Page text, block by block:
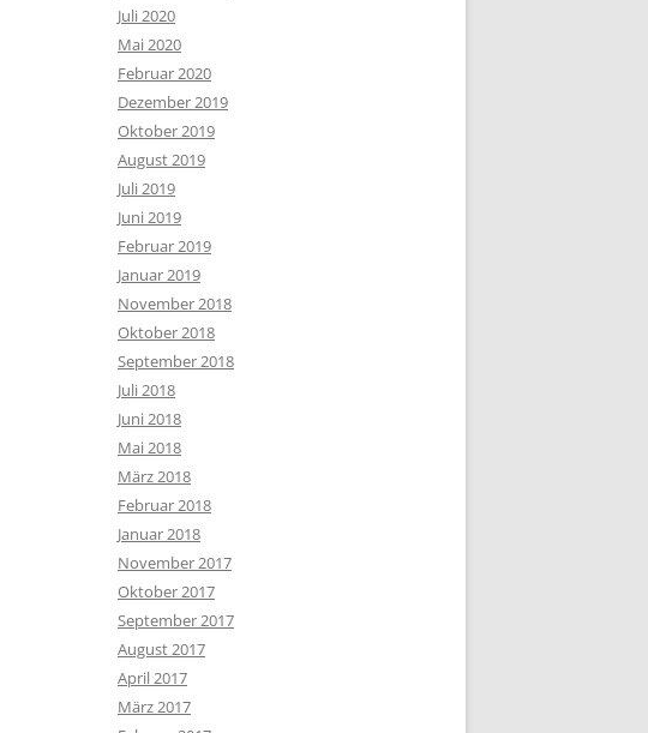
Juli 2020
Mai 2020
Februar 2020
Dezember 2019
Oktober 2019
August 2019
Juli 2019
Juni 2019
Februar 2019
Januar 2019
November 2018
Oktober 2018
September 2018
Juli 2018
Juni 2018
Mai 2018
März 2018
Februar 2018
Januar 2018
November 2017
Oktober 2017
September 2017
August 2017
April 2017
März 2017